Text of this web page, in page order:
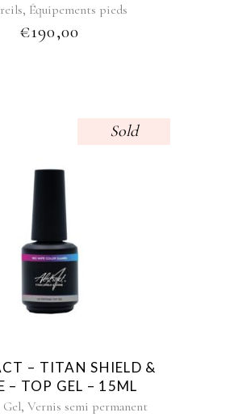
, Équipements pieds
€190,00
Sold
– TITAN SHIELD &
– TOP GEL – 15ML
Gel, Vernis semi permanent